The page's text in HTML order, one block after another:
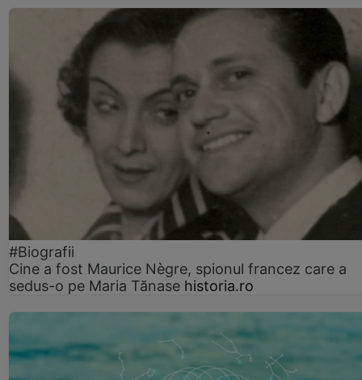
#Biografii
Cine a fost Maurice Nègre, spionul francez care a
sedus-o pe Maria Tănase historia.ro